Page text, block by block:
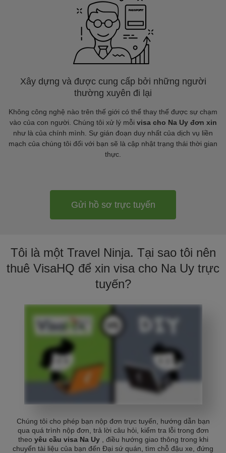
Xây dựng và được cung cấp bởi những người
thường xuyên đi lại
Không công nghệ nào trên thế giới có thể thay thế được sự chạm
vào của con người. Chúng tôi xử lý mỗi visa cho Na Uy đơn xin
như là của chính mình. Sự gián đoạn duy nhất của dịch vụ liền
mạch của chúng tôi đối với bạn sẽ là cập nhật trạng thái thời gian
thực.
Gửi hồ sơ trực tuyến
Tôi là một Travel Ninja. Tại sao tôi nên
thuê VisaHQ để xin visa cho Na Uy trực
tuyến?
Chúng tôi cho phép bạn nộp đơn trực tuyến, hướng dẫn bạn
qua quá trình nộp đơn, trả lời câu hỏi, kiểm tra lỗi trong đơn
theo yêu cầu visa Na Uy
, điều hướng giao thông trong khi
chuyển tài liệu của bạn đến Đại sứ quán, tìm chỗ đậu xe, đứng